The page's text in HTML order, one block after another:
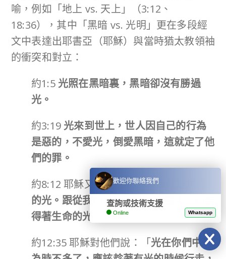
喻，例如「地上 vs. 天上」（3:12、
18:36），其中「黑暗 vs. 光明」更在多段經
文中表達出耶書亞（耶穌）與當時猶太教領袖
的衝突和對立：
約1:5光照在黑暗裏，黑暗卻沒有勝過
光。
約3:19光來到世上，世人因自己的行為
是惡的，不愛光，倒愛黑暗，這就定了他
們的罪。
約8:12 耶穌又對眾人說：「我就是世界
的光。跟從我的，必不在黑暗裏走，卻要
得著生命的光。」
約12:35 耶穌對他們說：「光在你們中間
歡迎你聯絡我們
查詢或技術支援
Online Whatsapp